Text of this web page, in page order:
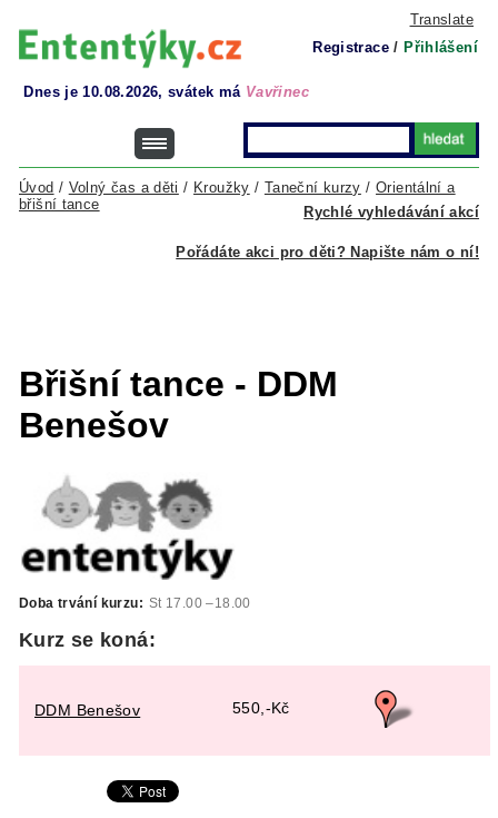
Translate
Registrace / Přihlášení
Dnes je 10.08.2026, svátek má Vavřinec
Rychlé vyhledávání akcí
Úvod / Volný čas a děti / Kroužky / Taneční kurzy /Orientální a
břišní tance
Pořádáte akci pro děti? Napište nám o ní!
Břišní tance - DDM
Benešov
Doba trvání kurzu: St 17.00 –18.00
Kurz se koná:
DDM Benešov 550,-Kč